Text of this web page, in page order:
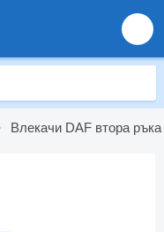
Влекачи DAF втора ръка